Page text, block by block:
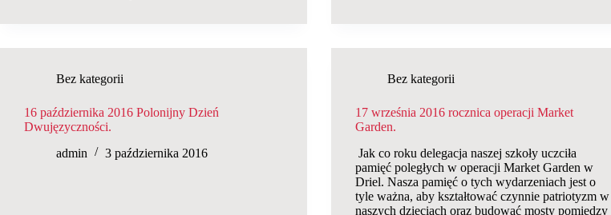
Bez kategorii
16 października 2016 Polonijny Dzień
Dwujęzyczności.
admin
3 października 2016
Bez kategorii
17 września 2016 rocznica operacji Market
Garden.
Jak co roku delegacja naszej szkoły uczciła
pamięć poległych w operacji Market Garden w
Driel. Nasza pamięć o tych wydarzeniach jest o
tyle ważna, aby kształtować czynnie patriotyzm w
naszych dzieciach oraz budować mosty pomiędzy